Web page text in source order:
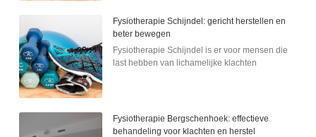
Fysiotherapie Schijndel: gericht herstellen en
beter bewegen
Fysiotherapie Schijndel is er voor mensen die
last hebben van lichamelijke klachten
Fysiotherapie Bergschenhoek: effectieve
behandeling voor klachten en herstel